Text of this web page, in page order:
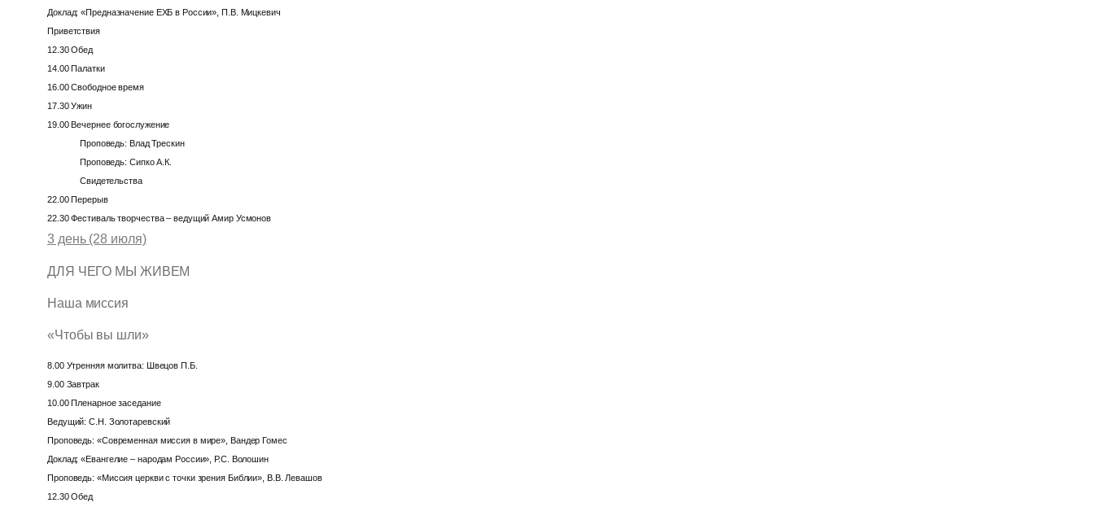
Доклад: «Предназначение ЕХБ в России», П.В. Мицкевич
Приветствия
12.30 Обед
14.00 Палатки
16.00 Свободное время
17.30 Ужин
19.00 Вечернее богослужение
Проповедь: Влад Трескин
Проповедь: Сипко А.К.
Свидетельства
22.00 Перерыв
22.30 Фестиваль творчества – ведущий Амир Усмонов
3 день (28 июля)
ДЛЯ ЧЕГО МЫ ЖИВЕМ
Наша миссия
«Чтобы вы шли»
8.00 Утренняя молитва: Швецов П.Б.
9.00 Завтрак
10.00 Пленарное заседание
Ведущий: С.Н. Золотаревский
Проповедь: «Современная миссия в мире», Вандер Гомес
Доклад: «Евангелие – народам России», Р.С. Волошин
Проповедь: «Миссия церкви с точки зрения Библии», В.В. Левашов
12.30 Обед